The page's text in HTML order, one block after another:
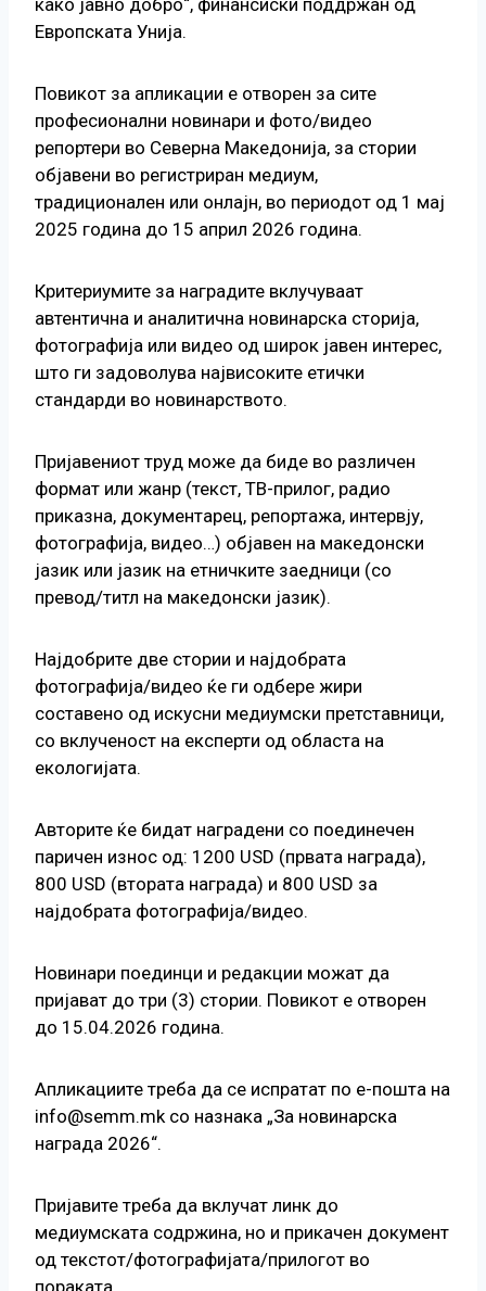
Европската Унија.
Повикот за апликации е отворен за сите
професионални новинари и фото/видео
репортери во Северна Македонија, за стории
објавени во регистриран медиум,
традиционален или онлајн, во периодот од 1 мај
2025 година до 15 април 2026 година.
Критериумите за наградите вклучуваат
автентична и аналитична новинарска сторија,
фотографија или видео од широк јавен интерес,
што ги задоволува највисоките етички
стандарди во новинарството.
Пријавениот труд може да биде во различен
формат или жанр (текст, ТВ-прилог, радио
приказна, документарец, репортажа, интервју,
фотографија, видео…) објавен на македонски
јазик или јазик на етничките заедници (со
превод/титл на македонски јазик).
Најдобрите две стории и најдобрата
фотографија/видео ќе ги одбере жири
составено од искусни медиумски претставници,
со вклученост на експерти од областа на
екологијата.
Авторите ќе бидат наградени со поединечен
паричен износ од: 1200 USD (првата награда),
800 USD (втората награда) и 800 USD за
најдобрата фотографија/видео.
Новинари поединци и редакции можат да
пријават до три (3) стории. Повикот е отворен
до 15.04.2026 година.
Апликациите треба да се испратат по е-пошта на
info@semm.mk со назнака „За новинарска
награда 2026“.
Пријавите треба да вклучат линк до
медиумската содржина, но и прикачен документ
од текстот/фотографијата/прилогот во
пораката.